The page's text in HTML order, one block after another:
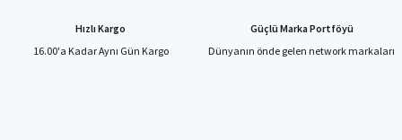
Ürün bilgilerinde hatalar bulunuyor.
Hızlı Kargo
16.00'a Kadar Aynı Gün Kargo
Güçlü Marka Portföyü
Dünyanın önde gelen network markaları